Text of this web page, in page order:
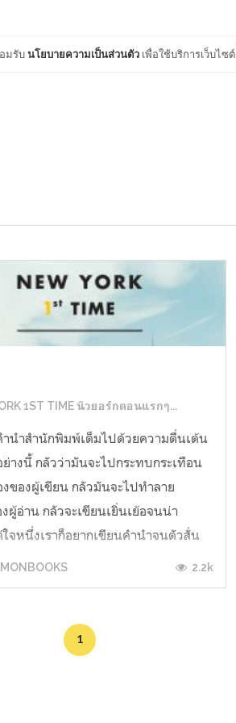
มรับนโยบายความเป็นส่วนตัว เพื่อใช้บริการเว็บไซต์
1ST TIME นิวยอร์กตอนแรกๆ...
ำนำสำนักพิมพ์เต็มไปด้วยความตื่นเต้น
ย่างนี้ กลัวว่ามันจะไปกระทบกระเทือน
งของผู้เขียน กลัวมันจะไปทำลาย
ผู้อ่าน กลัวจะเขียนเยิ่นเย้อจนน่า
จหนึ่งเราก็อยากเขียนคำนำจนตัวสั่น
มาถึงขั้นตอนนี้มันมีความหมายว่า
บ่มเพาะใก...
2.2k
1